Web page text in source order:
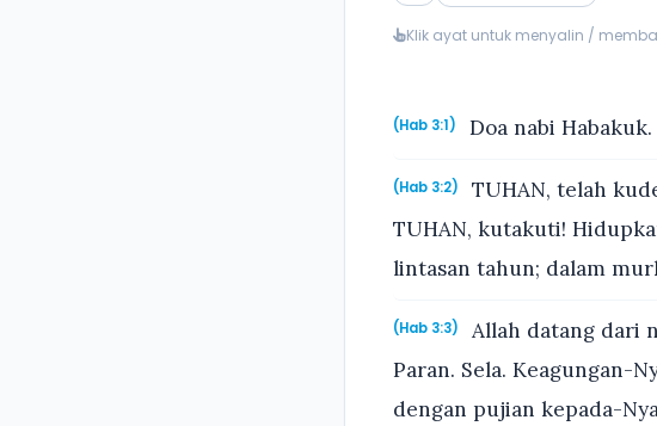
Klik ayat untuk menyalin /
(Hab 3:1) Doa nabi
(Hab 3:2)
TUHAN, telah
TUHAN, kutakuti!
lintasan tahun; dalam
(Hab 3:3)
Allah datang dari
Paran. Sela. Keagungan-
dengan pujian kepada-